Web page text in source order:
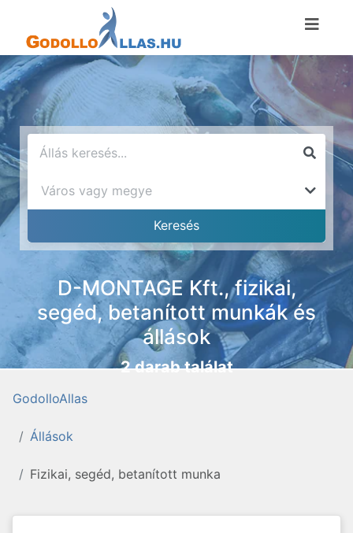
D-MONTAGE Kft., fizikai,
segéd, betanított munkák és
állások
2 darab találat
GodolloAllas
Állások
Fizikai, segéd, betanított munka